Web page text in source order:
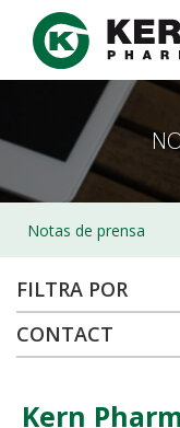
Pasar
contenido
Notas de prensa
FILTRA POR
CONTACT
Kern